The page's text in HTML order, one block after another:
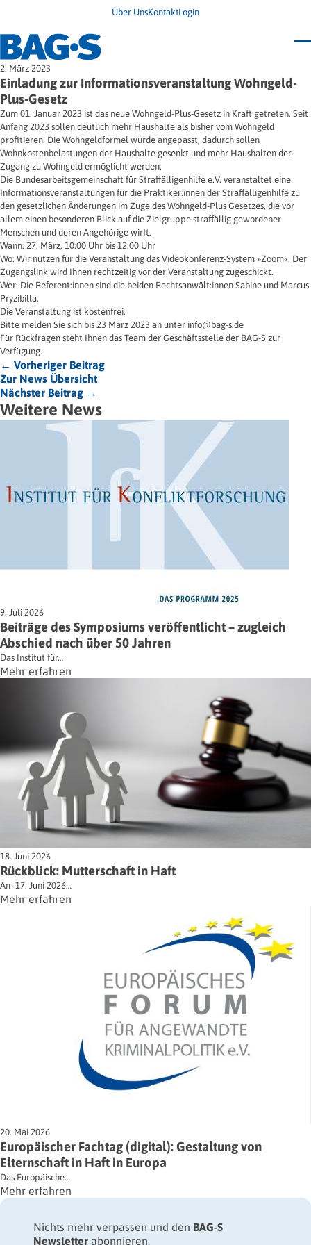
Über UnsKontaktLogin
Bundestagung 2026
Wo finde ich Hilfe?
News
Termine
Veröffentlichungen
Infodienst
Wegweiser
Jugendbroschüre
Impulse
Presse & Stellungnahmen
Newsletter
Unsere Themen
Angehörige
Ersatzfreiheitsstrafe
Freie Straffälligenhilfe
Gesundheit
Migration
Frauen
Wohnen
2. März 2023
Einladung zur Informationsveranstaltung Wohngeld-
Plus-Gesetz
Zum 01. Januar 2023 ist das neue Wohngeld-Plus-Gesetz in Kraft getreten. Seit
Anfang 2023 sollen deutlich mehr Haushalte als bisher vom Wohngeld
profitieren. Die Wohngeldformel wurde angepasst, dadurch sollen
Wohnkostenbelastungen der Haushalte gesenkt und mehr Haushalten der
Zugang zu Wohngeld ermöglicht werden.
Die Bundesarbeitsgemeinschaft für Straffälligenhilfe e.V. veranstaltet eine
Informationsveranstaltungen für die Praktiker:innen der Straffälligenhilfe zu
den gesetzlichen Änderungen im Zuge des Wohngeld-Plus Gesetzes, die vor
allem einen besonderen Blick auf die Zielgruppe straffällig gewordener
Menschen und deren Angehörige wirft.
Wann: 27. März, 10:00 Uhr bis 12:00 Uhr
Wo: Wir nutzen für die Veranstaltung das Videokonferenz-System »Zoom«. Der
Zugangslink wird Ihnen rechtzeitig vor der Veranstaltung zugeschickt.
Wer: Die Referent:innen sind die beiden Rechtsanwält:innen Sabine und Marcus
Pryzibilla.
Die Veranstaltung ist kostenfrei.
Bitte melden Sie sich bis 23 März 2023 an unter info@bag-s.de
Für Rückfragen steht Ihnen das Team der Geschäftsstelle der BAG-S zur
Verfügung.
← Vorheriger Beitrag
Zur News Übersicht
Nächster Beitrag →
Weitere News
9. Juli 2026
Beiträge des Symposiums veröffentlicht – zugleich
Abschied nach über 50 Jahren
Das Institut für…
Mehr erfahren
18. Juni 2026
Rückblick: Mutterschaft in Haft
Am 17. Juni 2026…
Mehr erfahren
20. Mai 2026
Europäischer Fachtag (digital): Gestaltung von
Elternschaft in Haft in Europa
Das Europäische…
Mehr erfahren
Nichts mehr verpassen und den BAG-S
Newsletter abonnieren.